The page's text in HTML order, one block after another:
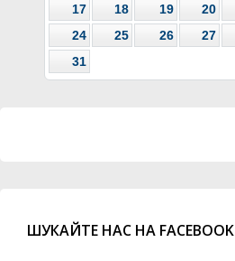
17
18 19 20
24
25 26 27
31
ШУКАЙТЕ НАС НА FACEBOOK